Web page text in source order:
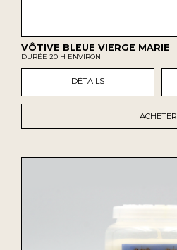
VÔTIVE BLEUE VIERGE MARIE
DURÉE 20 H ENVIRON
DÉTAILS
ACHETER